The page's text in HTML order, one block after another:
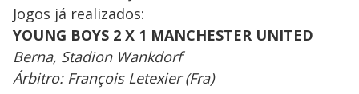
Jogos já realizados:
YOUNG BOYS 2 X 1 MANCHESTER UNITED
Berna, Stadion Wankdorf
Árbitro: François Letexier (Fra)